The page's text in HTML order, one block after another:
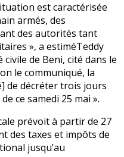
est caractérisée
armés, des
des autorités tant
», a estiméTeddy
de Beni, cité dans le
le communiqué, la
de décréter trois jours
ce samedi 25 mai ».
prévoit à partir de 27
des taxes et impôts de
jusqu’au